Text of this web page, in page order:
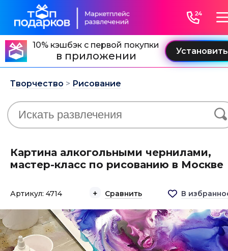
10% кэшбэк с первой покупки
в приложении
Творчество > Рисование
Картина алкогольными чернилами,
мастер-класс по рисованию в Москве
Артикул: 4714 Сравнить В